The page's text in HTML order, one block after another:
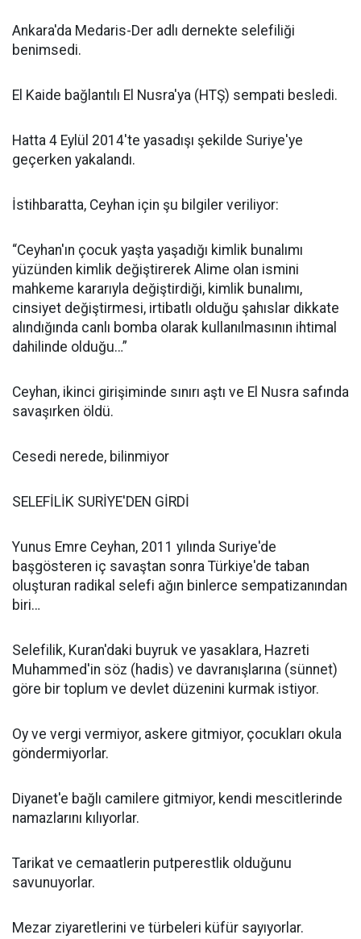
Ankara'da Medaris-Der adlı dernekte selefiliği
benimsedi.
El Kaide bağlantılı El Nusra'ya (HTŞ) sempati besledi.
Hatta 4 Eylül 2014'te yasadışı şekilde Suriye'ye
geçerken yakalandı.
İstihbaratta, Ceyhan için şu bilgiler veriliyor:
“Ceyhan'ın çocuk yaşta yaşadığı kimlik bunalımı
yüzünden kimlik değiştirerek Alime olan ismini
mahkeme kararıyla değiştirdiği, kimlik bunalımı,
cinsiyet değiştirmesi, irtibatlı olduğu şahıslar dikkate
alındığında canlı bomba olarak kullanılmasının ihtimal
dahilinde olduğu…”
Ceyhan, ikinci girişiminde sınırı aştı ve El Nusra safında
savaşırken öldü.
Cesedi nerede, bilinmiyor
SELEFİLİK SURİYE'DEN GİRDİ
Yunus Emre Ceyhan, 2011 yılında Suriye'de
başgösteren iç savaştan sonra Türkiye'de taban
oluşturan radikal selefi ağın binlerce sempatizanından
biri…
Selefilik, Kuran'daki buyruk ve yasaklara, Hazreti
Muhammed'in söz (hadis) ve davranışlarına (sünnet)
göre bir toplum ve devlet düzenini kurmak istiyor.
Oy ve vergi vermiyor, askere gitmiyor, çocukları okula
göndermiyorlar.
Diyanet'e bağlı camilere gitmiyor, kendi mescitlerinde
namazlarını kılıyorlar.
Tarikat ve cemaatlerin putperestlik olduğunu
savunuyorlar.
Mezar ziyaretlerini ve türbeleri küfür sayıyorlar.